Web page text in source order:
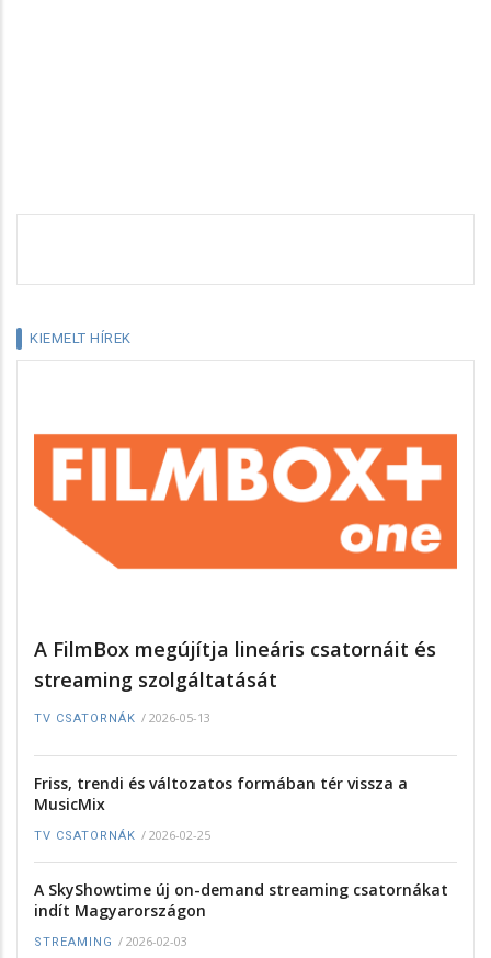
KIEMELT HÍREK
A FilmBox megújítja lineáris csatornáit és
streaming szolgáltatását
TV CSATORNÁK / 2026-05-13
Friss, trendi és változatos formában tér vissza a
MusicMix
TV CSATORNÁK / 2026-02-25
A SkyShowtime új on-demand streaming csatornákat
indít Magyarországon
STREAMING / 2026-02-03